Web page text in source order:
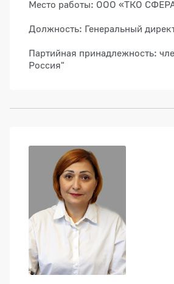
Место работы: ООО «ТКО
Должность: Генеральный
Партийная принадлежность:
Россия"